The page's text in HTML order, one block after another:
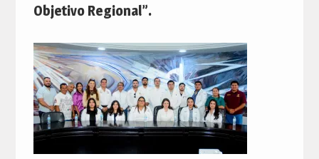
Objetivo Regional”.